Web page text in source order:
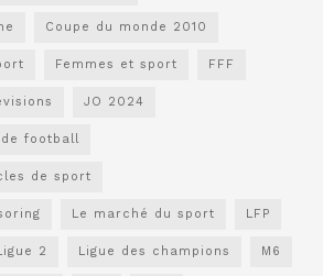
Coupe du monde 2010
Femmes et sport FFF
JO 2024
football
de sport
Le marché du sport LFP
2 Ligue des champions M6